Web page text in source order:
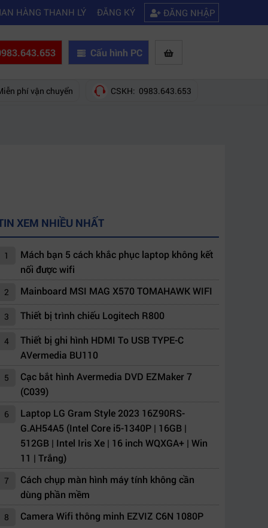
nào?| Mách bạn 5 cách khắc phục laptop không kết nối được wifi
HÀNG THANH LÝ ĐĂNG KÝ ĐĂNG NHẬP
Cấu hình PC
phí vận chuyển CSKH: 0983.643.653
XEM NHIỀU NHẤT
1
Mách bạn 5 cách khắc phục laptop không kết
nối được wifi
2 Mainboard MSI MAG X570 TOMAHAWK WIFI
3 Thiết bị trình chiếu Logitech R800
4
Thiết bị ghi hình HDMI To USB TYPE-C
AVermedia BU110
5
Cạc bắt hình Avermedia DVD EZMaker 7
(C039)
6
Laptop LG Gram Style 2023 16Z90RS-
G.AH54A5 (Intel Core i5-1340P | 16GB |
512GB | Intel Iris Xe | 16 inch WQXGA+ | Win
11 | Trắng)
7
Cách chụp màn hình máy tính không cần
dùng phần mềm
8 Camera Wifi thông minh EZVIZ C6N 1080P